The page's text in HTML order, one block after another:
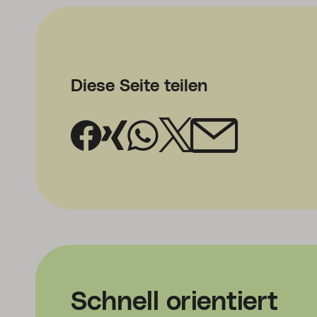
Diese Seite teilen
Schnell orientiert